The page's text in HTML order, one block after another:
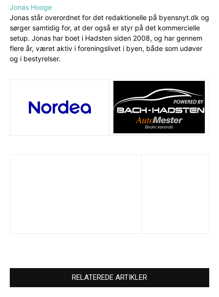
Jonas Hooge
Jonas står overordnet for det redaktionelle på byensnyt.dk og
sørger samtidig for, at der også er styr på det kommercielle
setup. Jonas har boet i Hadsten siden 2008, og har gennem
flere år, været aktiv i foreningslivet i byen, både som udøver
og i bestyrelser.
RELATEREDE ARTIKLER